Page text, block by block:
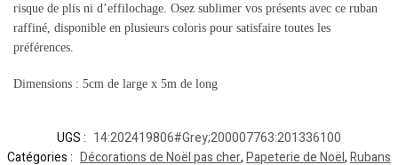
risque de plis ni d’effilochage. Osez sublimer vos présents avec ce ruban
raffiné, disponible en plusieurs coloris pour satisfaire toutes les
préférences.
Dimensions : 5cm de large x 5m de long
UGS : 14:202419806#Grey;200007763:201336100
Catégories : Décorations de Noël pas cher,Papeterie de Noël,Rubans